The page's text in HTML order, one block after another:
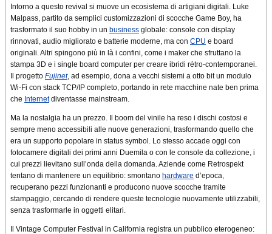
Intorno a questo revival si muove un ecosistema di artigiani digitali. Luke
Malpass, partito da semplici customizzazioni di scocche Game Boy, ha
trasformato il suo hobby in un business globale: console con display
rinnovati, audio migliorato e batterie moderne, ma con CPU e board
originali. Altri spingono più in là i confini, come i maker che sfruttano la
stampa 3D e i single board computer per creare ibridi rétro-contemporanei.
Il progetto Fujinet, ad esempio, dona a vecchi sistemi a otto bit un modulo
Wi-Fi con stack TCP/IP completo, portando in rete macchine nate ben prima
che Internetdiventasse mainstream.
Ma la nostalgia ha un prezzo. Il boom del vinile ha reso i dischi costosi e
sempre meno accessibili alle nuove generazioni, trasformando quello che
era un supporto popolare in status symbol. Lo stesso accade oggi con
fotocamere digitali dei primi anni Duemila o con le console da collezione, i
cui prezzi lievitano sull’onda della domanda. Aziende come Retrospekt
tentano di mantenere un equilibrio: smontano hardware d’epoca,
recuperano pezzi funzionanti e producono nuove scocche tramite
stampaggio, cercando di rendere queste tecnologie nuovamente utilizzabili,
senza trasformarle in oggetti elitari.
Il Vintage Computer Festival in California registra un pubblico eterogeneo: